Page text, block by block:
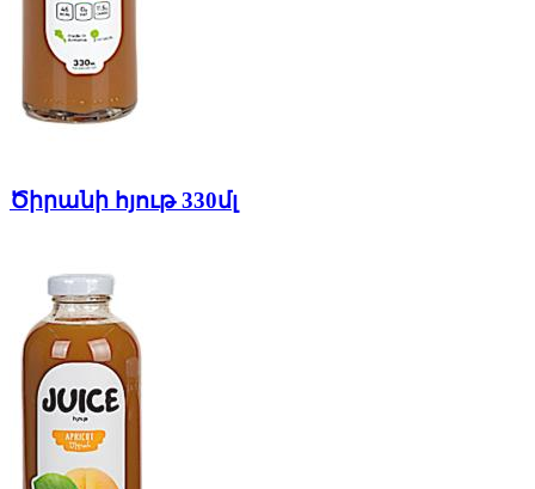
Ծիրանի հյութ 330մլ